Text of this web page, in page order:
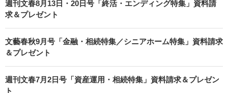
週刊文春8月13日・20日号「終活・エンディング特集」資料請
求＆プレゼント
文藝春秋9月号「金融・相続特集／シニアホーム特集」資料請求
＆プレゼント
週刊文春7月2日号「資産運用・相続特集」資料請求＆プレゼン
ト